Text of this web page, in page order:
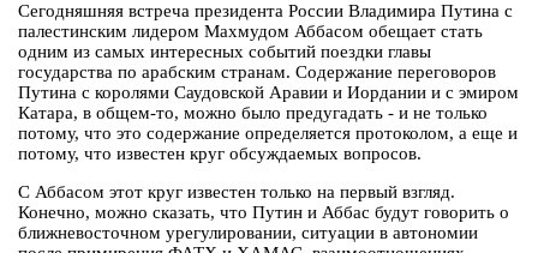
Сегодняшняя встреча президента России Владимира Путина с
палестинским лидером Махмудом Аббасом обещает стать
одним из самых интересных событий поездки главы
государства по арабским странам. Содержание переговоров
Путина с королями Саудовской Аравии и Иордании и с эмиром
Катара, в общем-то, можно было предугадать - и не только
потому, что это содержание определяется протоколом, а еще и
потому, что известен круг обсуждаемых вопросов.
С Аббасом этот круг известен только на первый взгляд.
Конечно, можно сказать, что Путин и Аббас будут говорить о
ближневосточном урегулировании, ситуации в автономии